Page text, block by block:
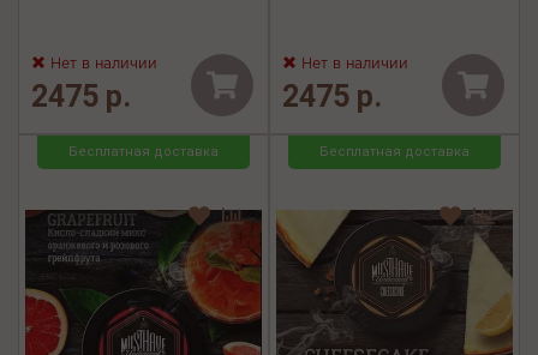
Нет в наличии
2475 р.
Нет в наличии
2475 р.
Бесплатная доставка Бесплатная доставка